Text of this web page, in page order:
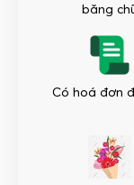
lượng
băng
Có hoá đơn